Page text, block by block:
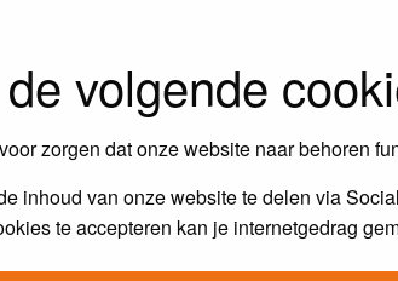
volgende
zorgen dat onze website naar behoren
inhoud van onze website te delen via
te accepteren kan je internetgedrag